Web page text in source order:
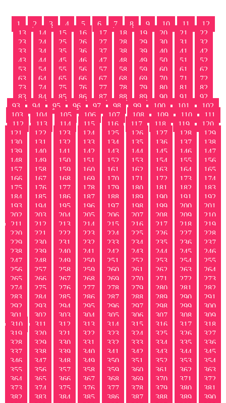
1 2 3 4 5 6 7 8 9 10 11
12
13
14 15 16 17 18 19 20 21
22
23
24 25 26 27 28 29 30 31
32
33
34 35 36 37 38 39 40 41
42
43
44 45 46 47 48 49 50 51
52
53
54 55 56 57 58 59 60 61
62
63
64 65 66 67 68 69 70 71
72
73
74 75 76 77 78 79 80 81
82
83
84 85 86 87 88 89 90 91
92
93
94 95 96 97 98 99 100 101
102
103
104 105 106 107 108 109 110
111
112
113 114 115 116 117 118 119
120
121
122 123 124 125 126 127 128
129
130
131 132 133 134 135 136 137
138
139
140 141 142 143 144 145 146
147
148
149 150 151 152 153 154 155
156
157
158 159 160 161 162 163 164
165
166
167 168 169 170 171 172 173
174
175
176 177 178 179 180 181 182
183
184
185 186 187 188 189 190 191
192
193
194 195 196 197 198 199 200
201
202
203 204 205 206 207 208 209
210
211
212 213 214 215 216 217 218
219
220
221 222 223 224 225 226 227
228
229
230 231 232 233 234 235 236
237
238
239 240 241 242 243 244 245
246
247
248 249 250 251 252 253 254
255
256
257 258 259 260 261 262 263
264
265
266 267 268 269 270 271 272
273
274
275 276 277 278 279 280 281
282
283
284 285 286 287 288 289 290
291
292
293 294 295 296 297 298 299
300
301
302 303 304 305 306 307 308
309
310
311 312 313 314 315 316 317
318
319
320 321 322 323 324 325 326
327
328
329 330 331 332 333 334 335
336
337
338 339 340 341 342 343 344
345
346
347 348 349 350 351 352 353
354
355
356 357 358 359 360 361 362
363
364
365 366 367 368 369 370 371
372
373
374 375 376 377 378 379 380
381
382
383 384 385 386 387 388 389
390